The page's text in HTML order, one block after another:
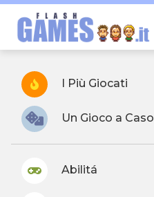
I Più Giocati
Un Gioco a Caso
Abilitá